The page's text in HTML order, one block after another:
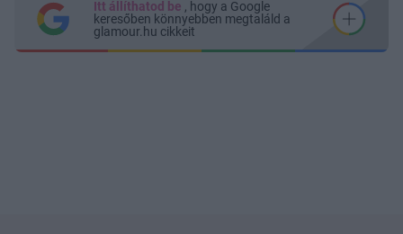
Itt állíthatod be , hogy a Google
keresőben könnyebben megtaláld a
glamour.hu cikkeit